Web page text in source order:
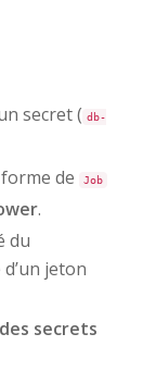
secret ( db-
de Job
.
du
d’un jeton
secrets